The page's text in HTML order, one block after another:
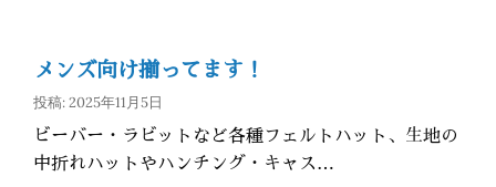
メンズ向け揃ってます！
投稿: 2025年11月5日
ビーバー・ラビットなど各種フェルトハット、生地の
中折れハットやハンチング・キャス…